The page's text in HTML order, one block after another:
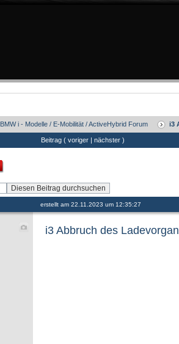
BMW i - Modelle / E-Mobilität / ActiveHybrid Forum i3
Beitrag ( voriger | nächster )
erstellt am 22.11.2023 um 12:35:27
i3 Abbruch des